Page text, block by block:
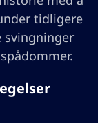
tidligere
svingninger